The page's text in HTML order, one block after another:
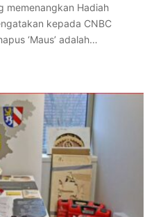
memenangkan Hadiah
kepada CNBC
‘Maus’ adalah…